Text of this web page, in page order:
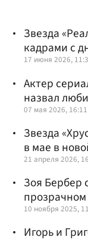
Звезда
кадрами с
17 июня 2026,
Актер
назвал
07 мая 2026, 16:11
Звезда
в мае в
21 апреля 2026,
Зоя Бербер
10 ноября 2025,
Игорь и